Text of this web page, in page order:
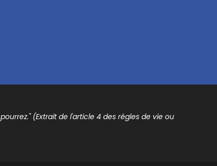
(Extrait de l'article 4 des règles de vie ou